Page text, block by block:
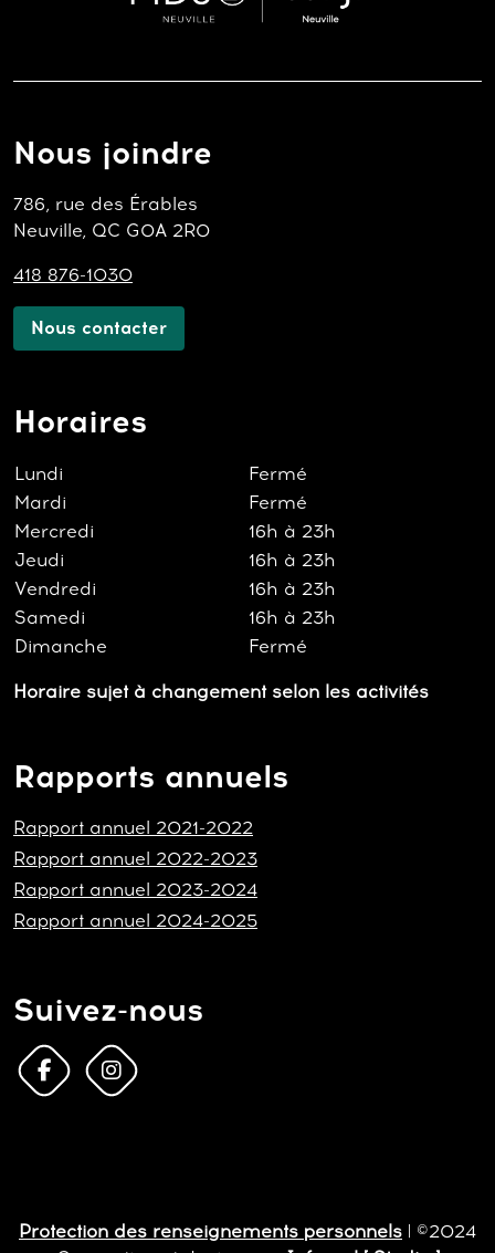
Nous joindre
786, rue des Érables
Neuville, QC G0A 2R0
418 876-1030
Nous contacter
Horaires
Lundi
Fermé
Mardi
Fermé
Mercredi
16h à 23h
Jeudi
16h à 23h
Vendredi
16h à 23h
Samedi
16h à 23h
Dimanche
Fermé
Horaire sujet à changement selon les activités
Rapports annuels
Rapport annuel 2021-2022
Rapport annuel 2022-2023
Rapport annuel 2023-2024
Rapport annuel 2024-2025
Suivez-nous
Protection des renseignements personnels | ©2024